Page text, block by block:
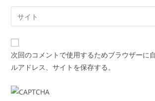
comment
email
address
comment
Enter
your
website
URL
(optional)
次回のコメントで使用するためブラウザーに
ルアドレス、サイトを保存する。